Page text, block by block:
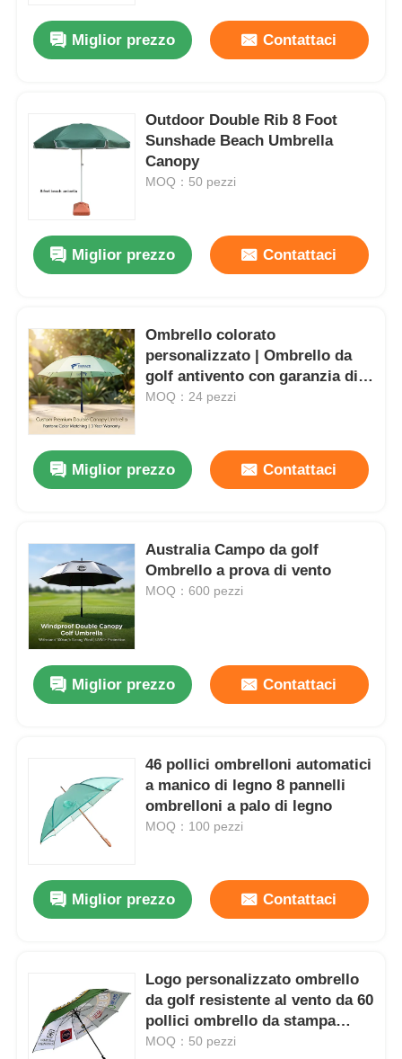
Miglior prezzo Contattaci
Outdoor Double Rib 8 Foot
Sunshade Beach Umbrella
Canopy
MOQ：50 pezzi
Miglior prezzo Contattaci
Ombrello colorato
personalizzato | Ombrello da
golf antivento con garanzia di 3
anni
MOQ：24 pezzi
Miglior prezzo Contattaci
Australia Campo da golf
Ombrello a prova di vento
MOQ：600 pezzi
Miglior prezzo Contattaci
46 pollici ombrelloni automatici
a manico di legno 8 pannelli
ombrelloni a palo di legno
MOQ：100 pezzi
Miglior prezzo Contattaci
Logo personalizzato ombrello
da golf resistente al vento da 60
pollici ombrello da stampa
digitale a doppio strato
MOQ：50 pezzi